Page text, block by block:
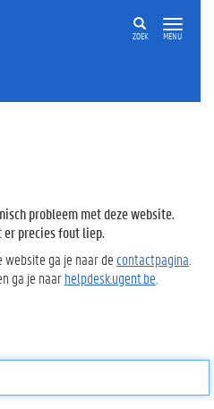
ZOEK MENU
probleem met deze website.
precies fout liep.
website ga je naar de contactpagina
ga je naarhelpdesk.ugent.be